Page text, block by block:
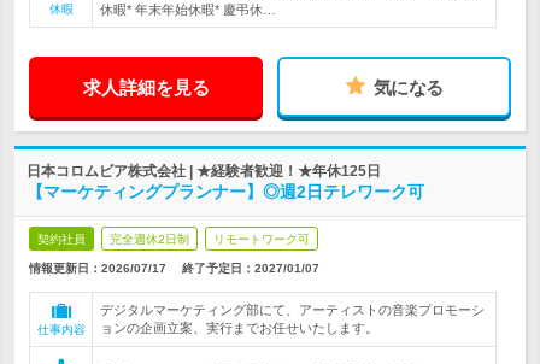
休暇
休暇* 年末年始休暇* 慶弔休…
求人詳細を見る 気になる
日本コロムビア株式会社 | ★経験者歓迎！★年休125日
【マーケティングプランナー】◎週2日テレワーク可
契約社員 完全週休2日制 リモートワーク可
情報更新日：2026/07/17 終了予定日： 2027/01/07
仕事内容
デジタルマーケティング部にて、アーティストの音楽プロモーシ
ョンの企画立案、実行までお任せいたします。